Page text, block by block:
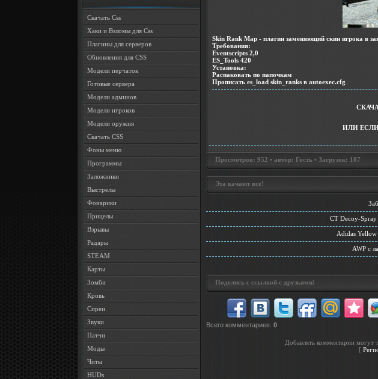
Скачать Css
Хаки и Взломы для Css
Плагины для серверов
Обновления для CSS
Модели перчаток
Готовые сервера
Модели админов
Модели игроков
Модели оружия
Скачать CSS
Фоны меню
Программы
Заложники
Выстрелы
Фонарики
Прицелы
Взрывы
Радары
STEAM
Карты
Зомби
Кровь
Спреи
Звуки
Патчи
Моды
Читы
HUDs
Skin Rank Map - плагин заменяющий скин игрока в
Требования:
Eventscripts 2,0
ES_Tools 420
Установка:
Распаковать по папочкам
Прописать es_load skin_ranks в autoexec.cfg
ИЛИ
Просмотров: 952 • автор: Гость • Загрузок: 187
Эта качают все!
CT Decoy-Spray
Adidas
AWP с
Поделись с ссылкой с друзьями!
Всего комментариев: 0
Добавлять комментарии могут
[